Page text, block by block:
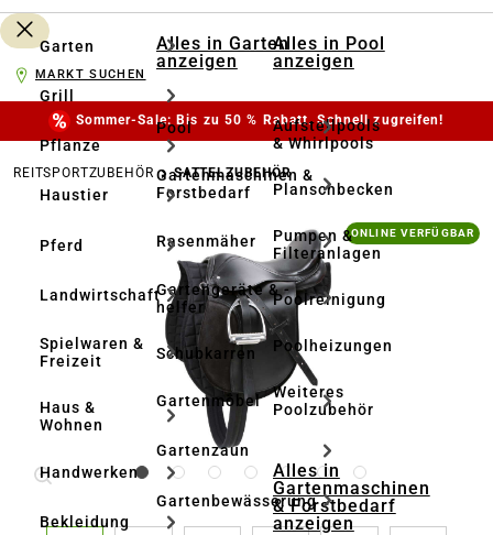
Garten
Grill
Pflanze
Haustier
Pferd
Landwirtschaft
Spielwaren &
Freizeit
Haus &
Wohnen
Handwerken
Bekleidung
Alles in Garten
anzeigen
Pool
Gartenmaschinen &
Forstbedarf
Rasenmäher
Gartengeräte & -
helfer
Schubkarren
Gartenmöbel
Gartenzaun
Gartenbewässerung
Alles in Pool
anzeigen
Aufstellpools
& Whirlpools
Planschbecken
Pumpen &
Filteranlagen
Poolreinigung
Poolheizungen
Weiteres
Poolzubehör
Alles in
Gartenmaschinen
& Forstbedarf
anzeigen
MARKT SUCHEN
Sommer-Sale: Bis zu 50 % Rabatt. Schnell zugreifen!
REITSPORTZUBEHÖR SATTELZUBEHÖR
Bildergalerie überspringen ONLINE VERFÜGBAR